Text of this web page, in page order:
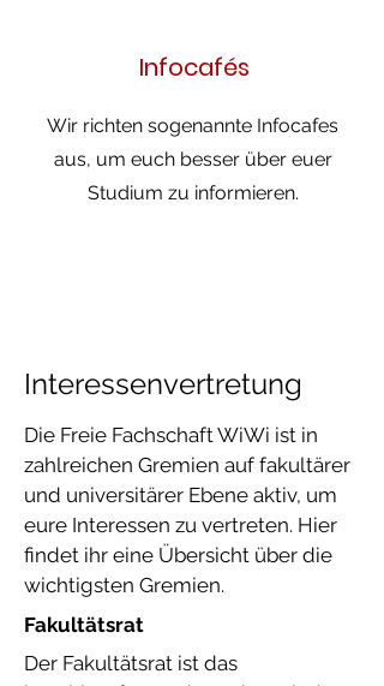
Infocafés
Wir richten sogenannte Infocafes
aus, um euch besser über euer
Studium zu informieren.
Interessenvertretung
Die Freie Fachschaft WiWi ist in
zahlreichen Gremien auf fakultärer
und universitärer Ebene aktiv, um
eure Interessen zu vertreten. Hier
findet ihr eine Übersicht über die
wichtigsten Gremien.
Fakultätsrat
Der Fakultätsrat ist das